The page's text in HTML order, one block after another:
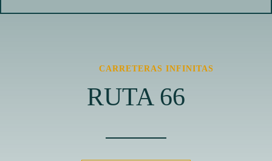
CARRETERAS INFINITAS
RUTA 66